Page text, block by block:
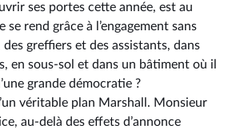
ses portes cette année, est au
rend grâce à l’engagement sans
greffiers et des assistants, dans
en sous-sol et dans un bâtiment où il
grande démocratie ?
véritable plan Marshall. Monsieur
au-delà des effets d’annonce